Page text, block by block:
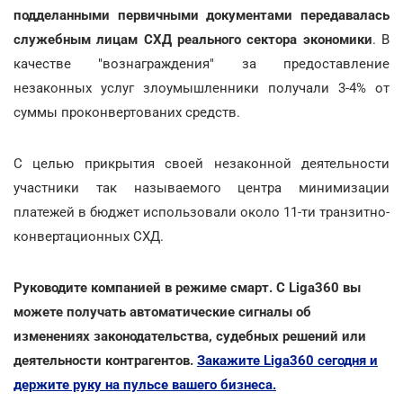
подделанными первичными документами передавалась
служебным лицам СХД реального сектора экономики. В
качестве "вознаграждения" за предоставление
незаконных услуг злоумышленники получали 3-4% от
суммы проконвертованих средств.
С целью прикрытия своей незаконной деятельности
участники так называемого центра минимизации
платежей в бюджет использовали около 11-ти транзитно-
конвертационных СХД.
Руководите компанией в режиме смарт. С Liga360 вы
можете получать автоматические сигналы об
изменениях законодательства, судебных решений или
деятельности контрагентов. Закажите Liga360 сегодня и
держите руку на пульсе вашего бизнеса.